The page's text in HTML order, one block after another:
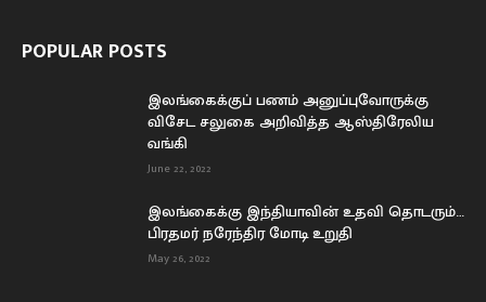
POPULAR POSTS
இலங்கைக்குப் பணம் அனுப்புவோருக்கு
விசேட சலுகை அறிவித்த ஆஸ்திரேலிய
வங்கி
June 22, 2022
இலங்கைக்கு இந்தியாவின் உதவி தொடரும்…
பிரதமர் நரேந்திர மோடி உறுதி
May 26, 2022